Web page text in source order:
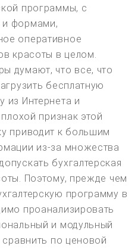
программы, с
и формами,
оперативное
красоты в целом.
думают, что все, что
бесплатную
из Интернета и
признак этой
приводит к большим
из-за множества
бухгалтерская
Поэтому, прежде чем
программу в
проанализировать
и модульный
сравнить по ценовой